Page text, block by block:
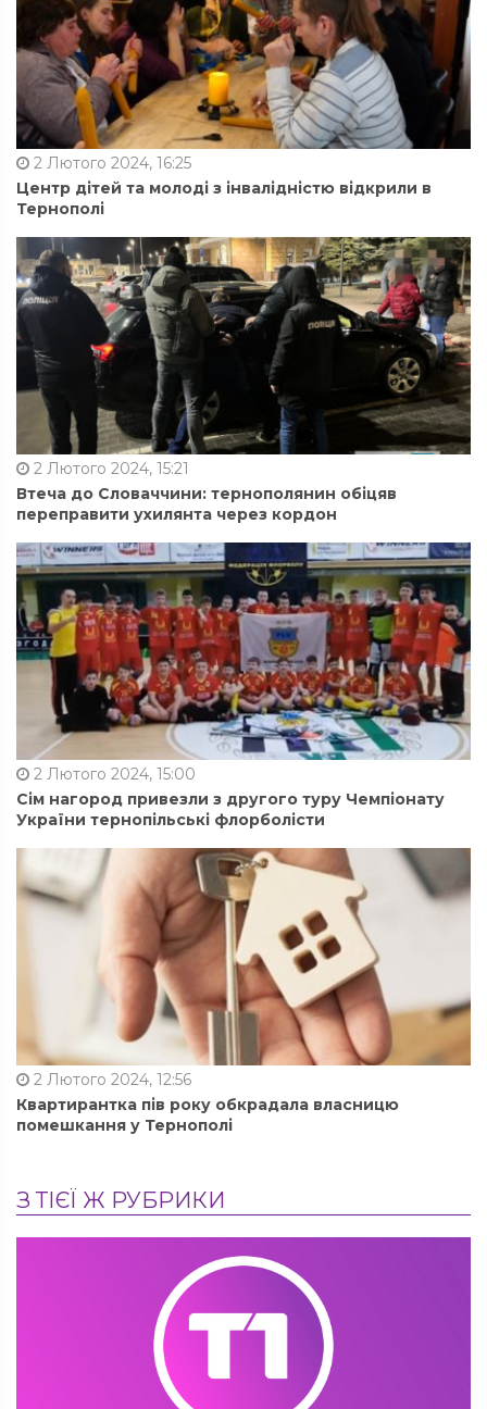
2 Лютого 2024, 16:25
Центр дітей та молоді з інвалідністю відкрили в
Тернополі
2 Лютого 2024, 15:21
Втеча до Словаччини: тернополянин обіцяв
переправити ухилянта через кордон
2 Лютого 2024, 15:00
Сім нагород привезли з другого туру Чемпіонату
України тернопільські флорболісти
2 Лютого 2024, 12:56
Квартирантка пів року обкрадала власницю
помешкання у Тернополі
З ТІЄЇ Ж РУБРИКИ